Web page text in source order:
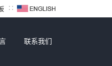
∷
联系我们